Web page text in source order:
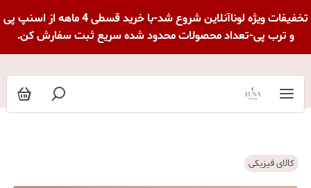
تخفیفات ویژه لوناآنلاین شروع شد-با خرید قسطی 4 ماهه از اسنپ پی
و ترب پی-تعداد محصولات محدود شده سریع ثبت سفارش کن.
کالای فیزیکی